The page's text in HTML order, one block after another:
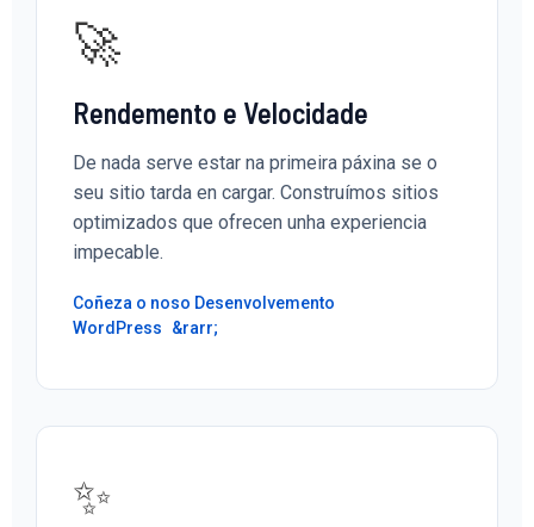
🚀
Rendemento e Velocidade
De nada serve estar na primeira páxina se o
seu sitio tarda en cargar. Construímos sitios
optimizados que ofrecen unha experiencia
impecable.
Coñeza o noso Desenvolvemento
WordPress
✨